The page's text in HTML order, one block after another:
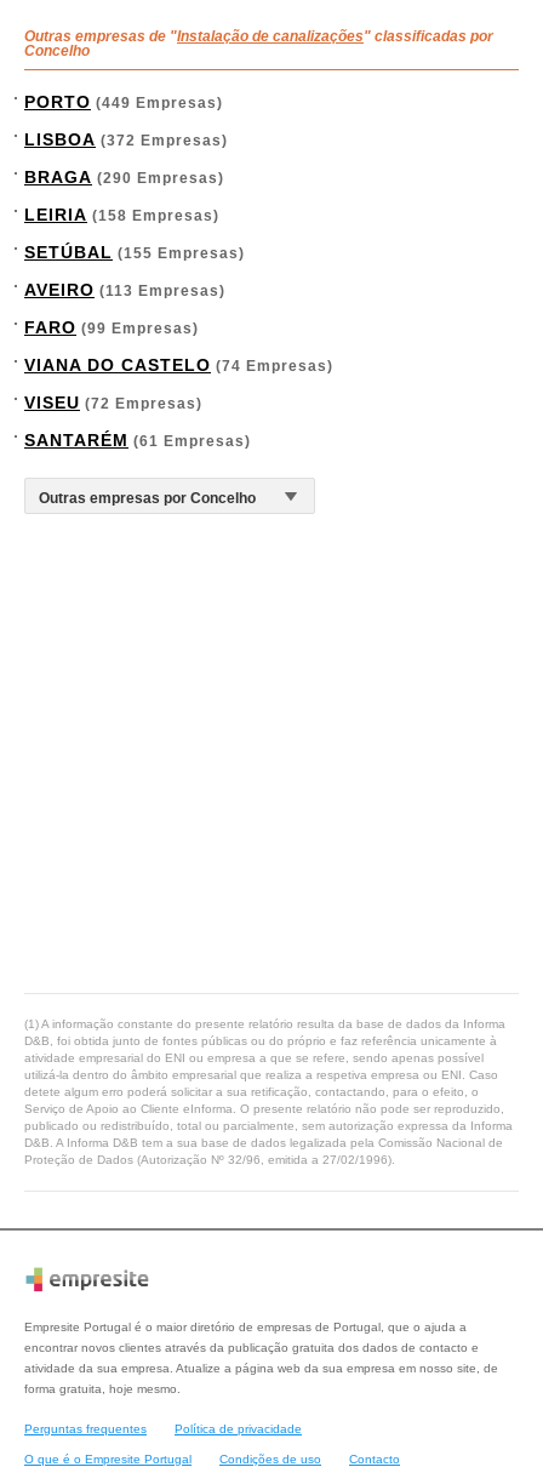
Outras empresas de "Instalação de canalizações" classificadas por
Concelho
PORTO (449 Empresas)
LISBOA (372 Empresas)
BRAGA (290 Empresas)
LEIRIA (158 Empresas)
SETÚBAL (155 Empresas)
AVEIRO (113 Empresas)
FARO (99 Empresas)
VIANA DO CASTELO (74 Empresas)
VISEU (72 Empresas)
SANTARÉM (61 Empresas)
(1) A informação constante do presente relatório resulta da base de dados da Informa
D&B, foi obtida junto de fontes públicas ou do próprio e faz referência unicamente à
atividade empresarial do ENI ou empresa a que se refere, sendo apenas possível
utilizá-la dentro do âmbito empresarial que realiza a respetiva empresa ou ENI. Caso
detete algum erro poderá solicitar a sua retificação, contactando, para o efeito, o
Serviço de Apoio ao Cliente eInforma. O presente relatório não pode ser reproduzido,
publicado ou redistribuído, total ou parcialmente, sem autorização expressa da Informa
D&B. A Informa D&B tem a sua base de dados legalizada pela Comissão Nacional de
Proteção de Dados (Autorização Nº 32/96, emitida a 27/02/1996).
Empresite Portugal é o maior diretório de empresas de Portugal, que o ajuda a
encontrar novos clientes através da publicação gratuita dos dados de contacto e
atividade da sua empresa. Atualize a página web da sua empresa em nosso site, de
forma gratuita, hoje mesmo.
Perguntas frequentes Política de privacidade
O que é o Empresite Portugal Condições de uso Contacto